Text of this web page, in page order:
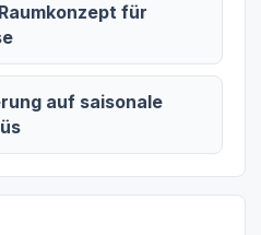
für
auf saisonale